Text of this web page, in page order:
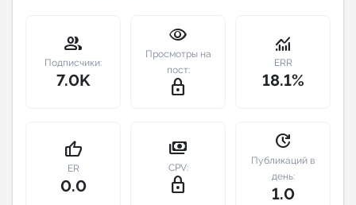
New
Индивидуальное сопровождение
group
Подписчики:
7.0K
visibility
Просмотры на
пост:
lock_outline
monitoring
ERR
18.1%
thumb_up
ER
0.0
payments
CPV:
lock_outline
update
Публикаций в
день:
1.0